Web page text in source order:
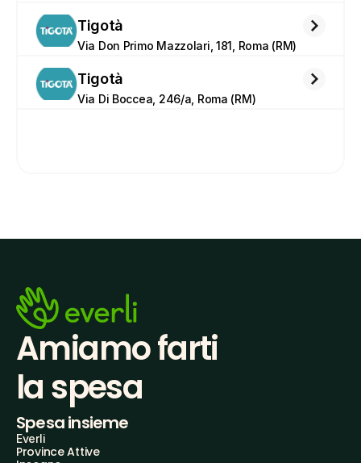
Tigotà
Via Don Primo Mazzolari, 181, Roma (RM)
Tigotà
Via Di Boccea, 246/a, Roma (RM)
Amiamo farti
la spesa
Spesa insieme
Everli
Province Attive